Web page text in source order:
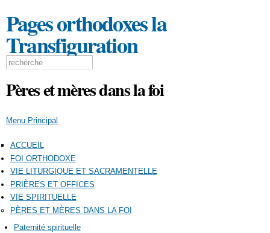
contenu
principal
Pages orthodoxes la
Transfiguration
Formulaire de recherche
Search this site
Pères et mères dans la foi
Menu Principal
ACCUEIL
FOI ORTHODOXE
VIE LITURGIQUE ET SACRAMENTELLE
PRIÈRES ET OFFICES
VIE SPIRITUELLE
PÈRES ET MÈRES DANS LA FOI
Paternité spirituelle